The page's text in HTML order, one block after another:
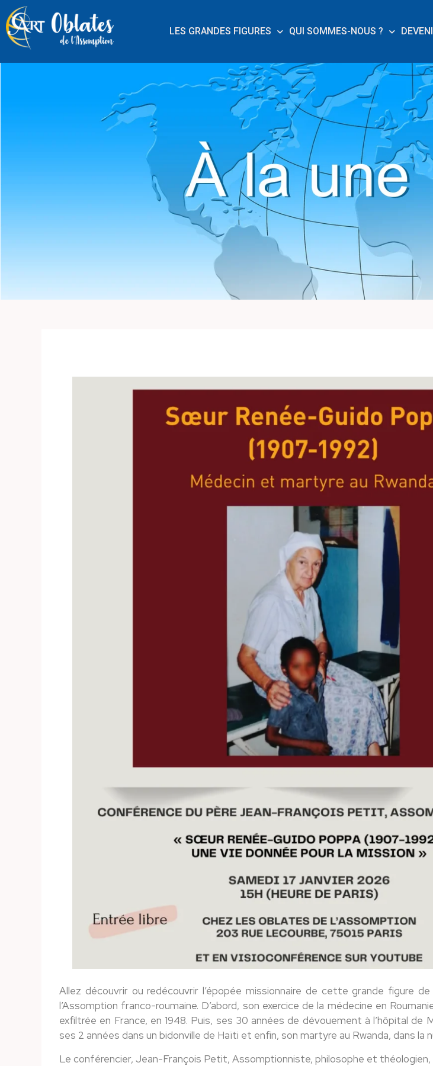
LES GRANDES FIGURES QUI SOMMES-NOUS ?
Allez découvrir ou redécouvrir l’épopée missionnaire de cette grande figure
l’Assomption franco-roumaine. D’abord, son exercice de la médecine en
exfiltrée en France, en 1948. Puis, ses 30 années de dévouement à l’hôpital de
ses 2 années dans un bidonville de Haïti et enfin, son martyre au Rwanda, dans la
Le conférencier, Jean-François Petit, Assomptionniste, philosophe et théologien,